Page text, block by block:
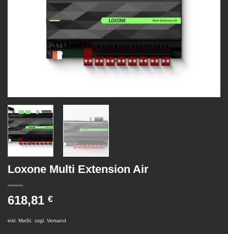
Loxone Multi Extension Air
618,81 €
inkl. MwSt. zzgl. Versand